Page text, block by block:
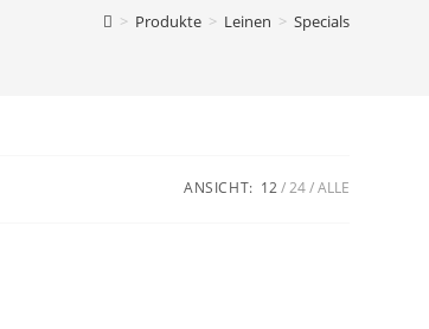
> Produkte > Leinen > Specials
ANSICHT: 12 24 ALLE